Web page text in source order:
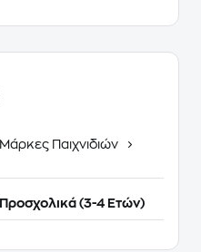
Μάρκες Παιχνιδιών
Προσχολικά (3-4 Ετών)